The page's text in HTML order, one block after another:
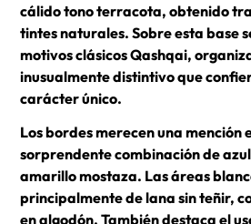
cálido tono terracota, obtenido
tintes naturales. Sobre esta base
motivos clásicos Qashqai,
inusualmente distintivo que
carácter único.
Los bordes merecen una mención
sorprendente combinación de
amarillo mostaza. Las áreas
principalmente de lana sin teñir,
en algodón. También destaca el